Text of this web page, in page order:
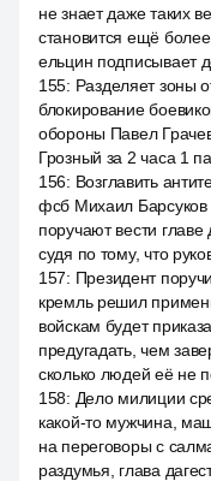
не знает даже таких
становится ещё
ельцин подписывает
155: Разделяет зоны
блокирование
обороны Павел
Грозный за 2 часа 1
156: Возглавить
фсб Михаил Барсуков
поручают вести
судя по тому, что
157: Президент
кремль решил
войскам будет
предугадать, чем
сколько людей её не
158: Дело милиции
какой-то мужчина,
на переговоры с
раздумья, глава